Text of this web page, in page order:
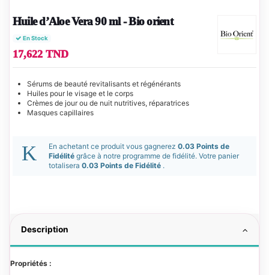
Huile d’Aloe Vera 90 ml - Bio orient
En Stock
17,622 TND
Sérums de beauté revitalisants et régénérants
Huiles pour le visage et le corps
Crèmes de jour ou de nuit nutritives, réparatrices
Masques capillaires
En achetant ce produit vous gagnerez 0.03 Points de
Fidélité grâce à notre programme de fidélité. Votre panier
totalisera 0.03 Points de Fidélité .
Description
Propriétés :